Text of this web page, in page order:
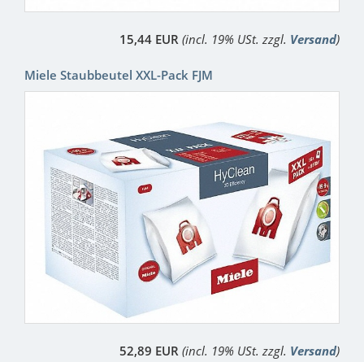
15,44 EUR (incl. 19% USt. zzgl. Versand)
Miele Staubbeutel XXL-Pack FJM
52,89 EUR (incl. 19% USt. zzgl. Versand)